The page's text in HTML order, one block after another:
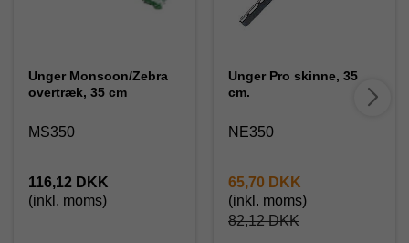
Unger Monsoon/Zebra
overtræk, 35 cm
MS350
116,12 DKK
(inkl. moms)
Unger Pro skinne, 35
cm.
NE350
82,12 DKK
65,70 DKK
(inkl. moms)